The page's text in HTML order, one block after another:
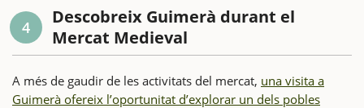
4
Descobreix Guimerà durant el
Mercat Medieval
A més de gaudir de les activitats del mercat, una visita a
Guimerà ofereix l’oportunitat d’explorar un dels pobles